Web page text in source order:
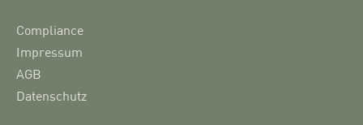
Compliance
Impressum
AGB
Datenschutz